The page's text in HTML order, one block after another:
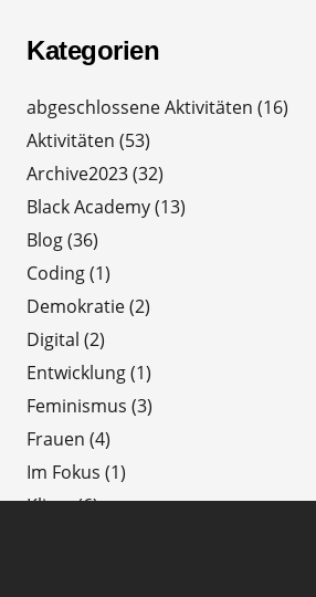
Kategorien
abgeschlossene Aktivitäten (16)
Aktivitäten (53)
Archive2023(32)
Black Academy(13)
Blog(36)
Coding(1)
Demokratie(2)
Digital (2)
Entwicklung(1)
Feminismus (3)
Frauen (4)
Im Fokus (1)
Klima(6)